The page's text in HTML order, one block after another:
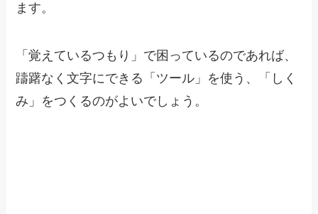
ます。
「覚えているつもり」で困っているのであれば、
躊躇なく文字にできる「ツール」を使う、「しく
み」をつくるのがよいでしょう。